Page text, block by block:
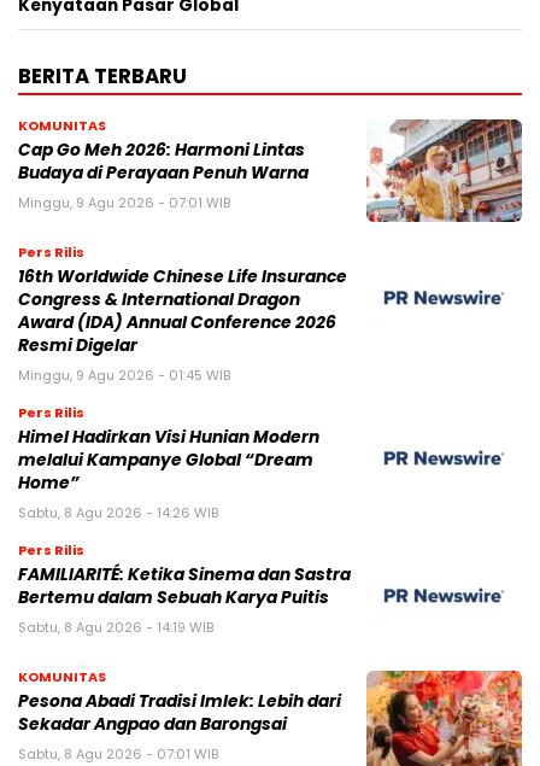
Kenyataan Pasar Global
BERITA TERBARU
KOMUNITAS
Cap Go Meh 2026: Harmoni Lintas
Budaya di Perayaan Penuh Warna
Minggu, 9 Agu 2026 - 07:01 WIB
Pers Rilis
16th Worldwide Chinese Life Insurance
Congress & International Dragon
Award (IDA) Annual Conference 2026
Resmi Digelar
Minggu, 9 Agu 2026 - 01:45 WIB
Pers Rilis
Himel Hadirkan Visi Hunian Modern
melalui Kampanye Global “Dream
Home”
Sabtu, 8 Agu 2026 - 14:26 WIB
Pers Rilis
FAMILIARITÉ: Ketika Sinema dan Sastra
Bertemu dalam Sebuah Karya Puitis
Sabtu, 8 Agu 2026 - 14:19 WIB
KOMUNITAS
Pesona Abadi Tradisi Imlek: Lebih dari
Sekadar Angpao dan Barongsai
Sabtu, 8 Agu 2026 - 07:01 WIB